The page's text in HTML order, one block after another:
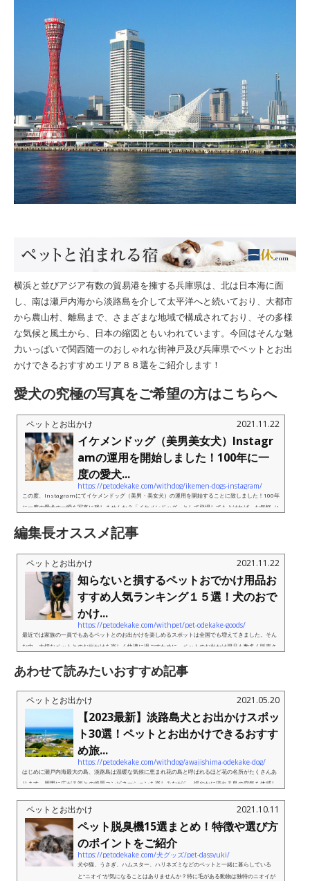
横浜と並びアジア有数の貿易港を擁する兵庫県は、北は日本海に面
し、南は瀬戸内海から淡路島を介して太平洋へと続いており、大都市
から農山村、離島まで、さまざまな地域で構成されており、その多様
な気候と風土から、日本の縮図ともいわれています。今回はそんな魅
力いっぱいで関西随一のおしゃれな街神戸及び兵庫県でペットとお出
かけできるおすすめエリア８８選をご紹介します！
愛犬の究極の写真をご希望の方はこちらへ
ペットとお出かけ 2021.11.22
イケメンドッグ（美男美女犬）Instagr
amの運用を開始しました！100年に一
度の愛犬...
https://petodekake.com/withdog/ikemen-dogs-instagram/
この度、Instagramにてイケメンドッグ（美男・美女犬）の運用を開始することに致しました！100年
に一度の愛犬の一瞬を写真に残しませんか？「イケメンドッグ」として登場してもよければ、お気軽（I
編集長オススメ記事
ペットとお出かけ 2021.11.22
知らないと損するペットおでかけ用品お
すすめ人気ランキング１５選！犬のおで
かけ...
https://petodekake.com/withpet/pet-odekake-goods/
最近では家族の一員でもあるペットとのお出かけを楽しめるスポットは全国でも増えてきました。そん
な中、大切なペットとのお出かけを楽しく快適に過ごすために、ペットのお出かけ用品も数多く販売さ
あわせて読みたいおすすめ記事
ペットとお出かけ 2021.05.20
【2023最新】淡路島犬とお出かけスポッ
ト30選！ペットとお出かけできるおすす
め旅...
https://petodekake.com/withdog/awajishima-odekake-dog/
はじめに瀬戸内海最大の島、淡路島は温暖な気候に恵まれ花の島と呼ばれるほど花の名所がたくさんあ
ります。周囲に広がる海との絶景コンビネーションを楽しみながら、緩やかに流れる島の空気を体感し
ペットとお出かけ 2021.10.11
ペット脱臭機15選まとめ！特徴や選び方
のポイントをご紹介
https://petodekake.com/犬グッズ/pet-dassyuki/
犬や猫、うさぎ、ハムスター、ハリネズミなどのペットと一緒に暮らしている
と"ニオイ"が気になることはありませんか？特に毛がある動物は独特のニオイが